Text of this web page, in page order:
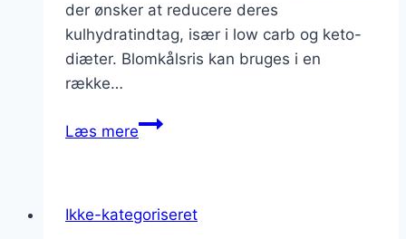
der ønsker at reducere deres
kulhydratindtag, især i low carb og keto-
diæter. Blomkålsris kan bruges i en
række…
Læs mereBlomkålsris
asiatisk
Ikke-kategoriseret